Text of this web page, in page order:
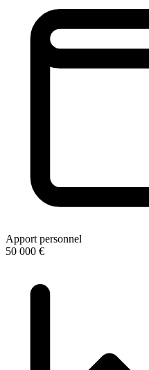
Apport personnel
50 000 €